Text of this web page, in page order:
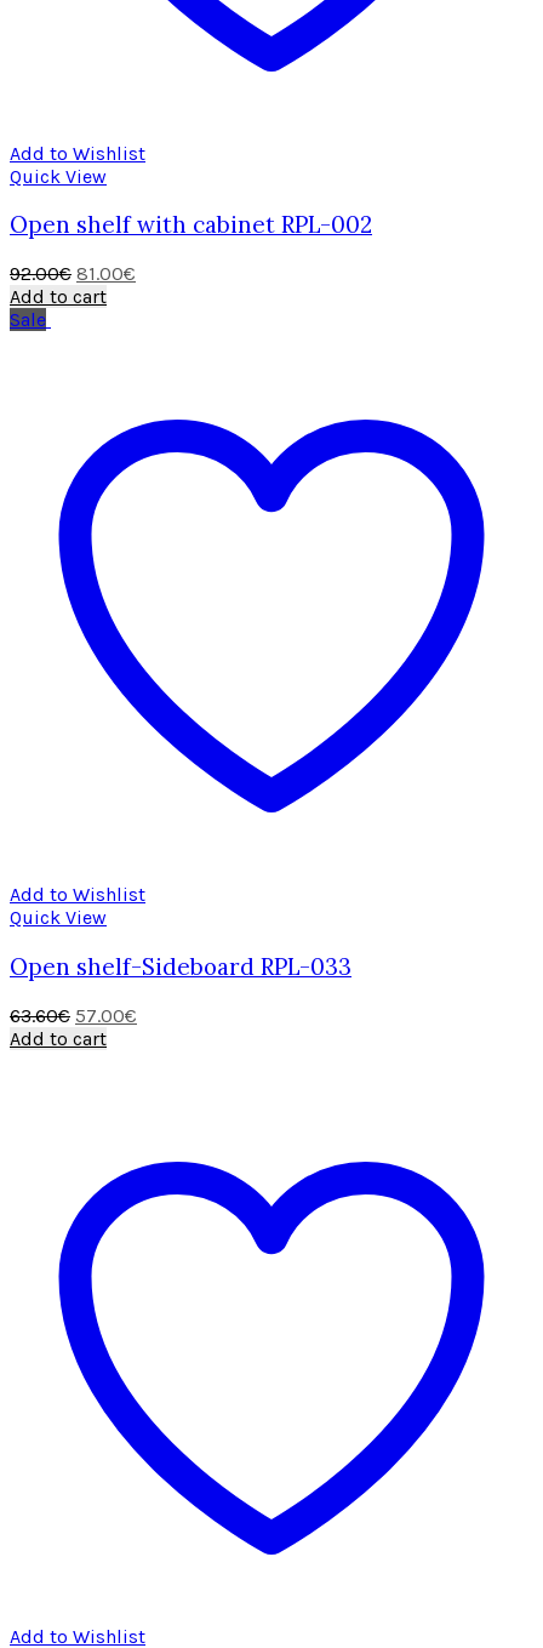
Add to Wishlist
Quick View
Open shelf with cabinet RPL-002
92.00€ Original
price
81.00€
Add to cart
Sale
Add to Wishlist
Quick View
Open shelf-Sideboard RPL-033
63.60€ Original
price
57.00€
Add to cart
Add to Wishlist